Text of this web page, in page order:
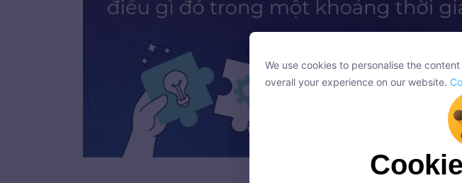
Keep track of có nghĩa là theo dõi
We use cookies to personalise the
overall your experience on our website.
We use cookies to personalise the
overall your experience on our website.